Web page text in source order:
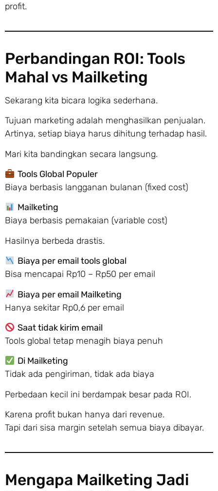
profit.
Perbandingan ROI: Tools
Mahal vs Mailketing
Sekarang kita bicara logika sederhana.
Tujuan marketing adalah menghasilkan penjualan.
Artinya, setiap biaya harus dihitung terhadap hasil.
Mari kita bandingkan secara langsung.
Tools Global Populer
Biaya berbasis langganan bulanan (fixed cost)
Mailketing
Biaya berbasis pemakaian (variable cost)
Hasilnya berbeda drastis.
Biaya per email tools global
Bisa mencapai Rp10 – Rp50 per email
Biaya per email Mailketing
Hanya sekitar Rp0,6 per email
Saat tidak kirim email
Tools global tetap menagih biaya penuh
Di Mailketing
Tidak ada pengiriman, tidak ada biaya
Perbedaan kecil ini berdampak besar pada ROI.
Karena profit bukan hanya dari revenue.
Tapi dari sisa margin setelah semua biaya dibayar.
Mengapa Mailketing Jadi